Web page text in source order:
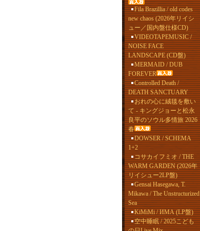
Fila Brazillia / old codes
new chaos (2026年リイシ
ュー／国内盤仕様CD)
VIDEOTAPEMUSIC /
NOISE FACE
LANDSCAPE (CD盤)
MERMAID / DUB
FOREVER
Controlled Death /
DEATH SANCTUARY
おれの心に絨毯を敷い
て - キングジョーと松永
良平のソウル多情旅 2026
春
DOWSER / SCHEMA
1+2
コサカイフミオ / THE
WARM GARDEN (2026年
リイシュー2LP盤)
Gensai Hasegawa, T.
Mikawa / The Unstructurized
Sea
KiMiMi / ИМА (LP盤)
空中睡眠 / 2025こども